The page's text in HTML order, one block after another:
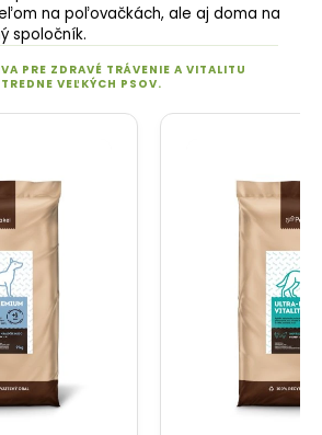
na poľovačkách, ale aj doma na
spoločník.